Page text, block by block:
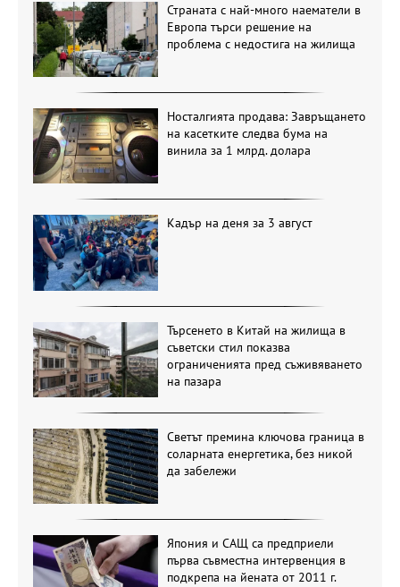
Страната с най-много наематели в
Европа търси решение на
проблема с недостига на жилища
Носталгията продава: Завръщането
на касетките следва бума на
винила за 1 млрд. долара
Кадър на деня за 3 август
Търсенето в Китай на жилища в
съветски стил показва
ограниченията пред съживяването
на пазара
Светът премина ключова граница в
соларната енергетика, без никой
да забележи
Япония и САЩ са предприели
първа съвместна интервенция в
подкрепа на йената от 2011 г.